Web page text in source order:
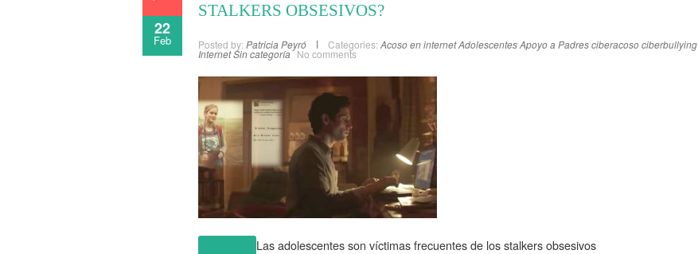
22
Feb
STALKERS OBSESIVOS?
Posted by: Patricia Peyró Categories: Acoso en internetAdolescentesApoyo a Padresciberacosociberbullying
InternetSin categoría No comments
Las adolescentes son víctimas frecuentes de los stalkers obsesivos